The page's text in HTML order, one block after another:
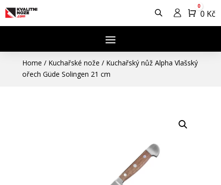
Košík
0
0 Kč
Home / Kuchařské nože / Kuchařský nůž Alpha Vlašský
ořech Güde Solingen 21 cm